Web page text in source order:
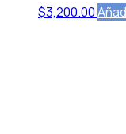
$3,200.00